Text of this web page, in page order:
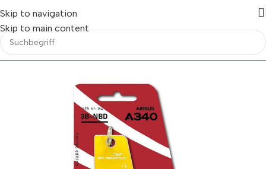
Skip to navigation
Skip to main content